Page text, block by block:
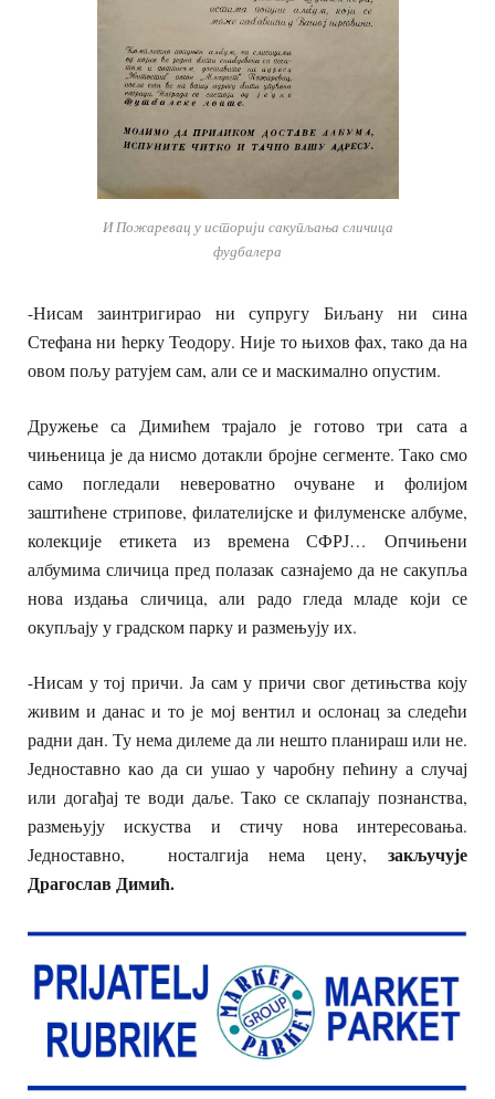
И Пожаревац у историји сакупљања сличица
фудбалера
-Нисам заинтригирао ни супругу Биљану ни сина
Стефана ни ћерку Теодору. Није то њихов фах, тако да на
овом пољу ратујем сам, али се и маскимално опустим.
Дружење са Димићем трајало је готово три сата а
чињеница је да нисмо дотакли бројне сегменте. Тако смо
само погледали невероватно очуване и фолијом
заштићене стрипове, филателијске и филуменске албуме,
колекције етикета из времена СФРЈ… Опчињени
албумима сличица пред полазак сазнајемо да не сакупља
нова издања сличица, али радо гледа младе који се
окупљају у градском парку и размењују их.
-Нисам у тој причи. Ја сам у причи свог детињства коју
живим и данас и то је мој вентил и ослонац за следећи
радни дан. Ту нема дилеме да ли нешто планираш или не.
Једноставно као да си ушао у чаробну пећину а случај
или догађај те води даље. Тако се склапају познанства,
размењују искуства и стичу нова интересовања.
Једноставно, носталгија нема цену, закључује
Драгослав Димић.